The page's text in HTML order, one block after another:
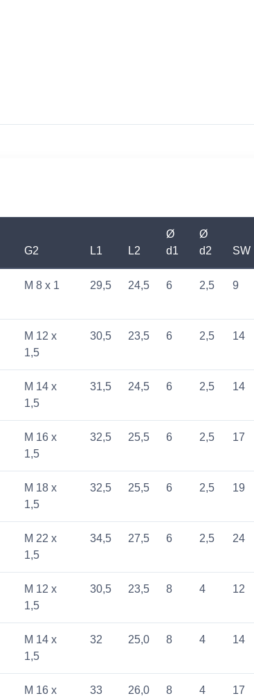
G2 L1 L2
Ø
d1
Ø
d2
SW
M 8 x 1 29,5 24,5 6 2,5 9
M 12 x
1,5
30,5 23,5 6 2,5 14
M 14 x
1,5
31,5 24,5 6 2,5 14
M 16 x
1,5
32,5 25,5 6 2,5 17
M 18 x
1,5
32,5 25,5 6 2,5 19
M 22 x
1,5
34,5 27,5 6 2,5 24
M 12 x
1,5
30,5 23,5 8 4 12
M 14 x
1,5
32 25,0 8 4 14
M 16 x 33 26,0 8 4 17